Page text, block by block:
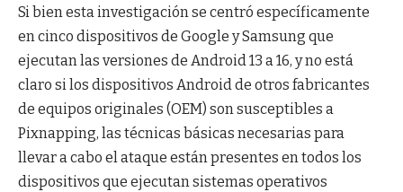
Si bien esta investigación se centró específicamente
en cinco dispositivos de Google y Samsung que
ejecutan las versiones de Android 13 a 16, y no está
claro si los dispositivos Android de otros fabricantes
de equipos originales (OEM) son susceptibles a
Pixnapping, las técnicas básicas necesarias para
llevar a cabo el ataque están presentes en todos los
dispositivos que ejecutan sistemas operativos